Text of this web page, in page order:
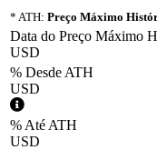
* ATH: Preço Máximo
Data do Preço Máximo
USD
% Desde ATH
USD
% Até ATH
USD